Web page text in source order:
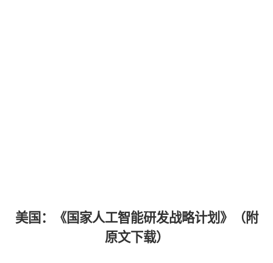
美国：《国家人工智能研发战略计划》（附
原文下载）